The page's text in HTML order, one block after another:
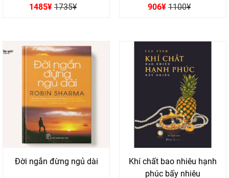
Được xếp hạng
0
1485¥ 1735¥
Được xếp hạng
0
906¥ 1100¥
Đời ngắn đừng ngủ dài
Khí chất bao nhiêu hạnh
phúc bấy nhiêu